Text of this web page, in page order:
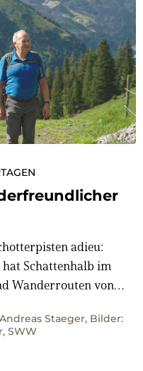
adieu:
Schattenhalb im
Wanderrouten von
Branchenpreis der
Andreas Staeger, Bilder:
SWW